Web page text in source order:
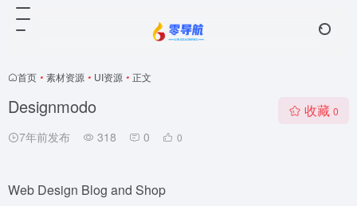
首页 • 素材资源 • UI资源 • 正文
Designmodo
7年前发布 318 0 0
收藏 0
Web Design Blog and Shop